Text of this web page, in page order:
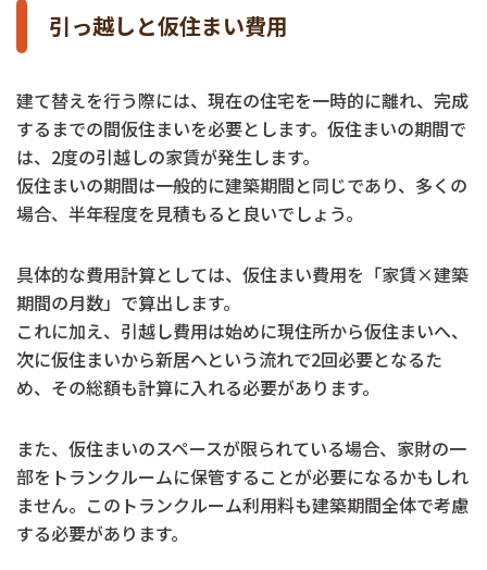
引っ越しと仮住まい費用
建て替えを行う際には、現在の住宅を一時的に離れ、完成
するまでの間仮住まいを必要とします。仮住まいの期間で
は、2度の引越しの家賃が発生します。
仮住まいの期間は一般的に建築期間と同じであり、多くの
場合、半年程度を見積もると良いでしょう。
具体的な費用計算としては、仮住まい費用を「家賃×建築
期間の月数」で算出します。
これに加え、引越し費用は始めに現住所から仮住まいへ、
次に仮住まいから新居へという流れで2回必要となるた
め、その総額も計算に入れる必要があります。
また、仮住まいのスペースが限られている場合、家財の一
部をトランクルームに保管することが必要になるかもしれ
ません。このトランクルーム利用料も建築期間全体で考慮
する必要があります。